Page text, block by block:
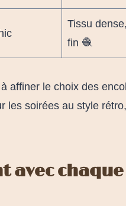
Tissu
fin 🧶
affiner le choix des
les soirées au style
avec